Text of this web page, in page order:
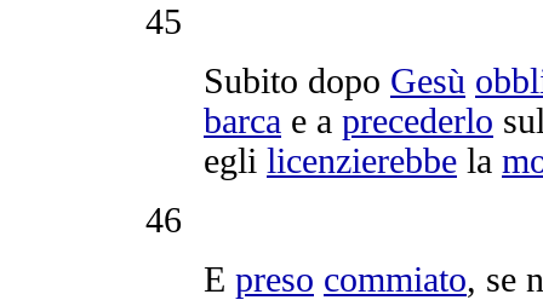
45
Subito dopo Gesù
barca e a precederlo
egli licenzierebbe la
46
E preso commiato, se